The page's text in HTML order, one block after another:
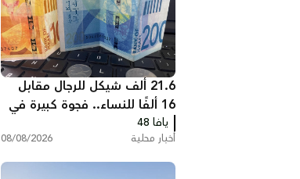
21.6 ألف شيكل للرجال مقابل
16 ألفًا للنساء.. فجوة كبيرة في
أجور القطاع العام
يافا 48
أخبار محلية 08/08/2026